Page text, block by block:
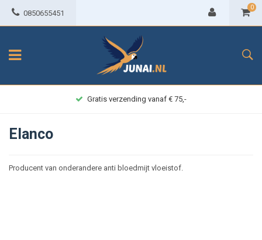
0850655451
0
Gratis verzending vanaf € 75,-
Elanco
Producent van onderandere anti bloedmijt vloeistof.